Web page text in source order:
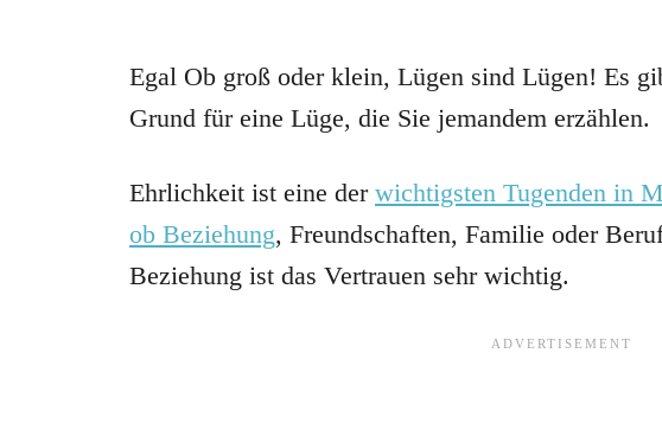
Egal Ob groß oder klein, Lügen sind Lügen! Es
Grund für eine Lüge, die Sie jemandem erzählen.
Ehrlichkeit ist eine der wichtigsten Tugenden in
ob Beziehung, Freundschaften, Familie oder
Beziehung ist das Vertrauen sehr wichtig.